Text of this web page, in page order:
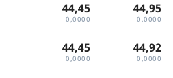
44,45
0,0000
44,95
0,0000
44,45
0,0000
44,92
0,0000